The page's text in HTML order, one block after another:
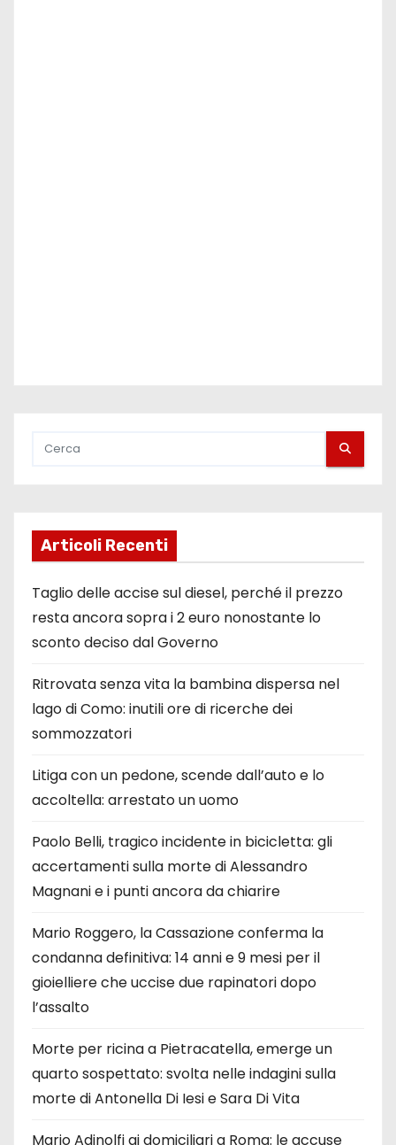
Articoli Recenti
Taglio delle accise sul diesel, perché il prezzo
resta ancora sopra i 2 euro nonostante lo
sconto deciso dal Governo
Ritrovata senza vita la bambina dispersa nel
lago di Como: inutili ore di ricerche dei
sommozzatori
Litiga con un pedone, scende dall’auto e lo
accoltella: arrestato un uomo
Paolo Belli, tragico incidente in bicicletta: gli
accertamenti sulla morte di Alessandro
Magnani e i punti ancora da chiarire
Mario Roggero, la Cassazione conferma la
condanna definitiva: 14 anni e 9 mesi per il
gioielliere che uccise due rapinatori dopo
l’assalto
Morte per ricina a Pietracatella, emerge un
quarto sospettato: svolta nelle indagini sulla
morte di Antonella Di Iesi e Sara Di Vita
Mario Adinolfi ai domiciliari a Roma: le accuse